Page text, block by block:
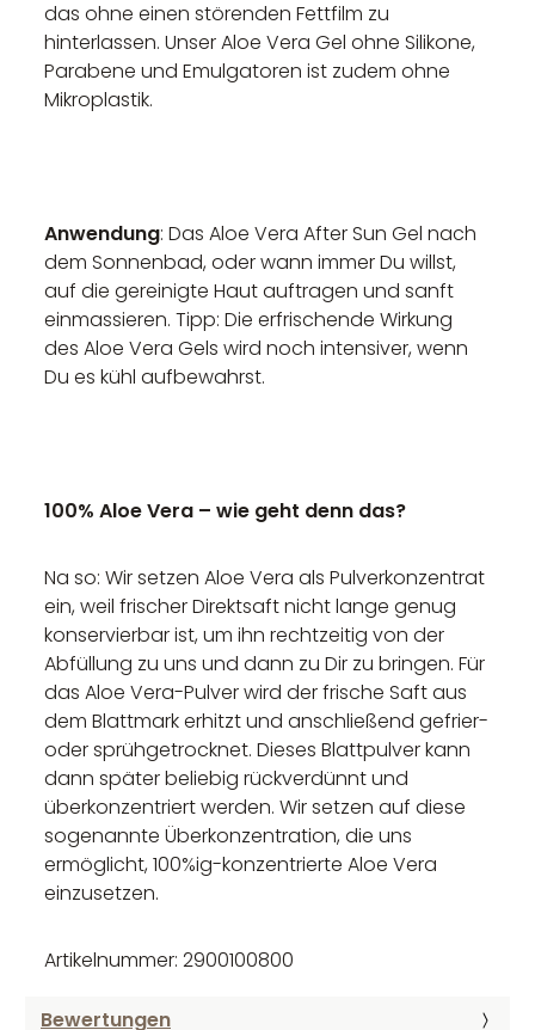
das ohne einen störenden Fettfilm zu
hinterlassen. Unser Aloe Vera Gel ohne Silikone,
Parabene und Emulgatoren ist zudem ohne
Mikroplastik.
Anwendung: Das Aloe Vera After Sun Gel nach
dem Sonnenbad, oder wann immer Du willst,
auf die gereinigte Haut auftragen und sanft
einmassieren. Tipp: Die erfrischende Wirkung
des Aloe Vera Gels wird noch intensiver, wenn
Du es kühl aufbewahrst.
100% Aloe Vera – wie geht denn das?
Na so: Wir setzen Aloe Vera als Pulverkonzentrat
ein, weil frischer Direktsaft nicht lange genug
konservierbar ist, um ihn rechtzeitig von der
Abfüllung zu uns und dann zu Dir zu bringen. Für
das Aloe Vera-Pulver wird der frische Saft aus
dem Blattmark erhitzt und anschließend gefrier-
oder sprühgetrocknet. Dieses Blattpulver kann
dann später beliebig rückverdünnt und
überkonzentriert werden. Wir setzen auf diese
sogenannte Überkonzentration, die uns
ermöglicht, 100%ig-konzentrierte Aloe Vera
einzusetzen.
Artikelnummer: 2900100800
Bewertungen